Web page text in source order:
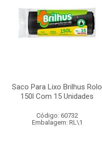
Saco Para Lixo Brilhus Rolo
150l Com 15 Unidades
Código: 60732
Embalagem: RL\1